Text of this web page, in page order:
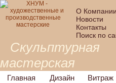
О Компании
Новости
Контакты
Поиск по
Скульптурная
мастерская
Главная Дизайн Витраж